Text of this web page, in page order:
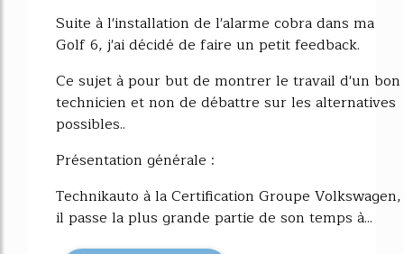
Suite à l'installation de l'alarme cobra dans ma
Golf 6, j'ai décidé de faire un petit feedback.
Ce sujet à pour but de montrer le travail d'un bon
technicien et non de débattre sur les alternatives
possibles..
Présentation générale :
Technikauto à la Certification Groupe Volkswagen,
il passe la plus grande partie de son temps à...